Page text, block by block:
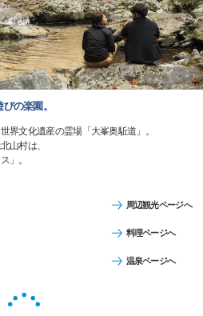
の楽園。
界文化遺産の霊場「大峯奥駈道」。
山村は、
」。
周辺観光ページへ
料理ページへ
温泉ページへ